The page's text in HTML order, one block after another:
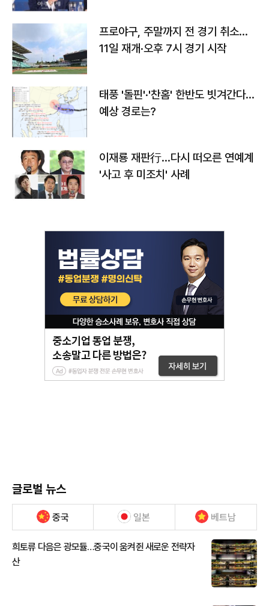
프로야구, 주말까지 전 경기 취소…
11일 재개·오후 7시 경기 시작
태풍 '돌핀'·'찬홈' 한반도 빗겨간다…
예상 경로는?
이재룡 재판行…다시 떠오른 연예계
'사고 후 미조치' 사례
글로벌 뉴스
중국 일본 베트남
희토류 다음은 광모듈…중국이 움켜쥔 새로운 전략자
산